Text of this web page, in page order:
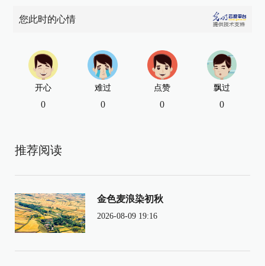
您此时的心情
开心
0
难过
0
点赞
0
飘过
0
推荐阅读
金色麦浪染初秋
2026-08-09 19:16